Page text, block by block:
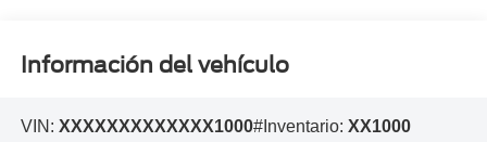
Información del vehículo
VIN: XXXXXXXXXXXXX1000#Inventario: XX1000